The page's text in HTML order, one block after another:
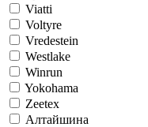
Viatti
Voltyre
Vredestein
Westlake
Winrun
Yokohama
Zeetex
Алтайшина